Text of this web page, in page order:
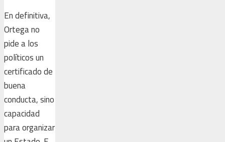
En definitiva,
Ortega no
pide a los
políticos un
certificado de
buena
conducta, sino
capacidad
para organizar